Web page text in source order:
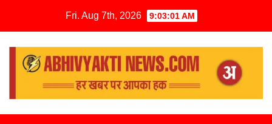
Fri. Aug 7th, 2026 9:03:01 AM